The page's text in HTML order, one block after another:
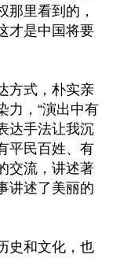
那里看到的，
才是中国将要
方式，朴实亲
力，“演出中有
达手法让我沉
平民百姓、有
交流，讲述著
讲述了美丽的
史和文化，也